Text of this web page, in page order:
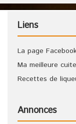
Liens
La page
Ma meilleure
Recettes de
Annonces